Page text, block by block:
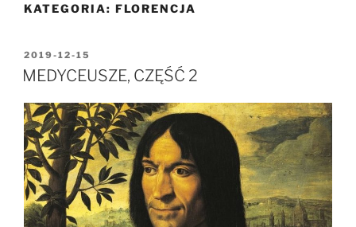
KATEGORIA: FLORENCJA
OPUBLIKOWANE
W
2019-12-15
MEDYCEUSZE, CZĘŚĆ 2